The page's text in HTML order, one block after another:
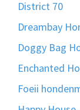
District 70
Dreambay
Doggy Bag
Enchanted
Foeii